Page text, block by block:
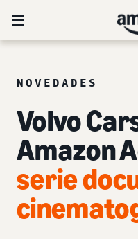
NOVEDADES
Volvo
Amazon
serie